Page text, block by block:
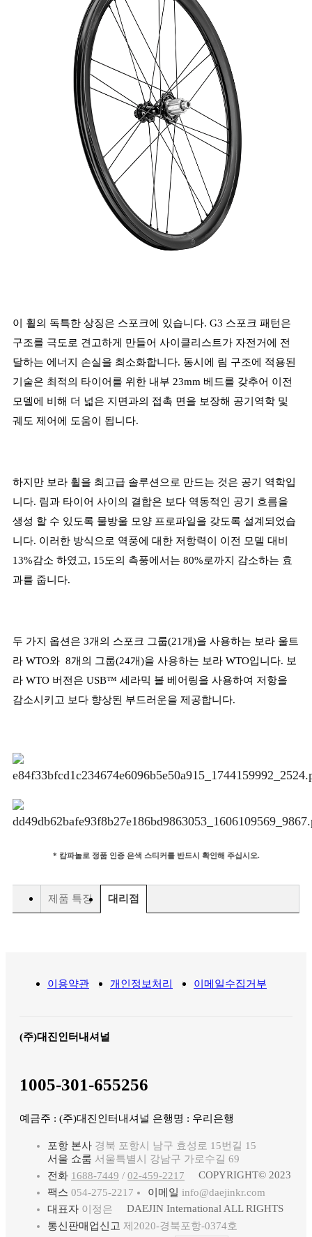
이 휠의 독특한 상징은 스포크에 있습니다. G3 스포크 패턴은
구조를 극도로 견고하게 만들어 사이클리스트가 자전거에 전
달하는 에너지 손실을 최소화합니다. 동시에 림 구조에 적용된
기술은 최적의 타이어를 위한 내부 23mm 베드를 갖추어 이전
모델에 비해 더 넓은 지면과의 접촉 면을 보장해 공기역학 및
궤도 제어에 도움이 됩니다.
하지만 보라 휠을 최고급 솔루션으로 만드는 것은 공기 역학입
니다. 림과 타이어 사이의 결합은 보다 역동적인 공기 흐름을
생성 할 수 있도록 물방울 모양 프로파일을 갖도록 설계되었습
니다. 이러한 방식으로 역풍에 대한 저항력이 이전 모델 대비
13%감소 하였고, 15도의 측풍에서는 80%로까지 감소하는 효
과를 줍니다.
두 가지 옵션은 3개의 스포크 그룹(21개)을 사용하는 보라 울트
라 WTO와 8개의 그룹(24개)을 사용하는 보라 WTO입니다. 보
라 WTO 버전은 USB™ 세라믹 볼 베어링을 사용하여 저항을
감소시키고 보다 향상된 부드러운을 제공합니다.
* 캄파놀로 정품 인증 은색 스티커를 반드시 확인해 주십시오.
제품 특징 대리점
이용약관 개인정보처리 이메일수집거부
(주)대진인터내셔널
1005-301-655256
예금주 : (주)대진인터내셔널 은행명 : 우리은행
포항 본사 경북 포항시 남구 효성로 15번길 15
서울 쇼룸 서울특별시 강남구 가로수길 69
전화 1688-7449 / 02-459-2217
팩스 054-275-2217 이메일 info@daejinkr.com
대표자 이정은
통신판매업신고 제2020-경북포항-0374호
COPYRIGHT© 2023
DAEJIN International ALL RIGHTS